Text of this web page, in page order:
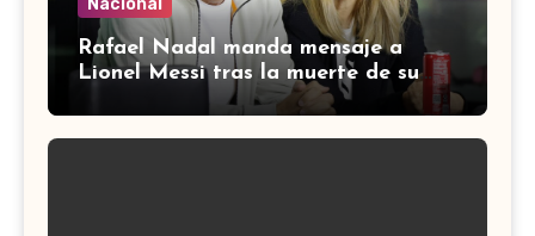
Nacional
Rafael Nadal manda mensaje a
Lionel Messi tras la muerte de su
padre: ‘No me puedo imaginar el
dolor’